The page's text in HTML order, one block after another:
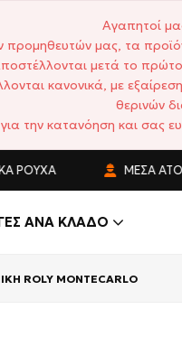
Αγαπητοί
μας, τα
μετά το
κανονικά, με
θερινών
την κατανόηση και σας
ΡΟΎΧΑ ΜΈΣΑ
ΑΝΆ ΚΛΆΔΟ
ROLY MONTECARLO